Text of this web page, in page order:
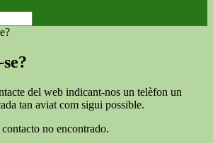
del web indicant-nos un telèfon un
tan aviat com sigui possible.
no encontrado.